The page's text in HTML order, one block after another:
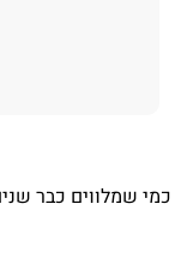
שמלווים כבר